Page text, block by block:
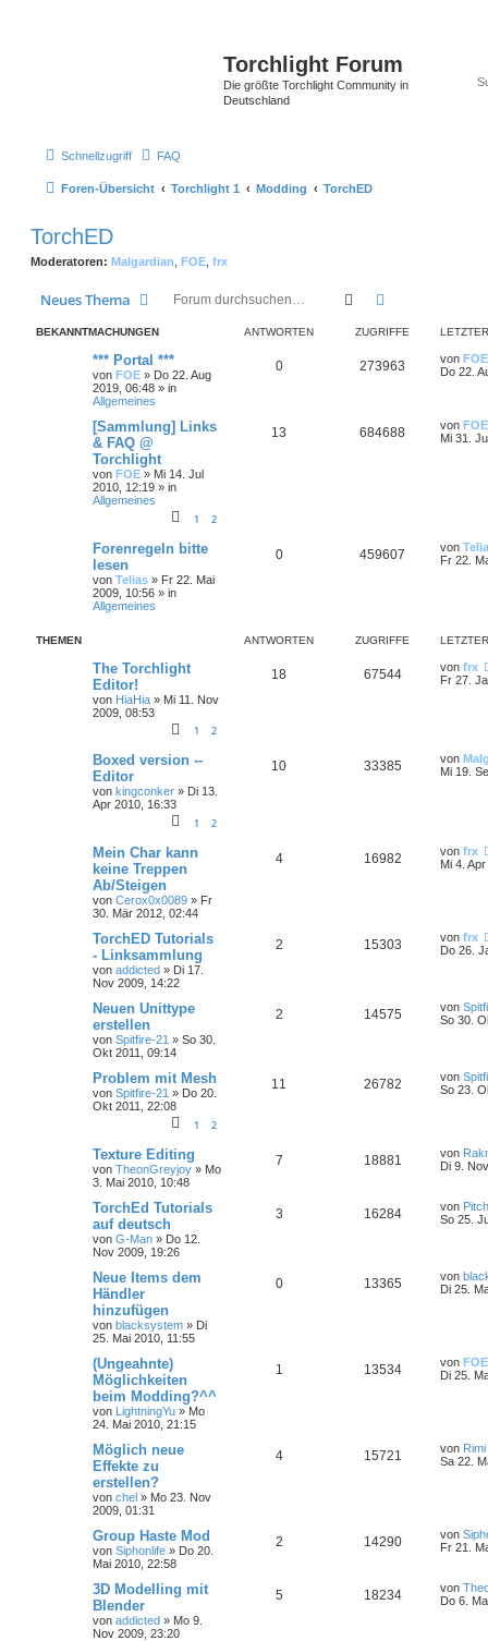
Torchlight Forum
Die größte Torchlight Community in
Deutschland
Schnellzugriff FAQ
Foren-Übersicht Torchlight 1 Modding TorchED
TorchED
Moderatoren: Malgardian FOE frx
Neues Thema Suche
BEKANNTMACHUNGEN ANTWORTEN ZUGRIFFE
*** Portal ***
von FOE » Do 22. Aug
2019, 06:48 » in
Allgemeines
0 273963 von FOE
Do 22.
[Sammlung] Links
& FAQ @
Torchlight
von FOE » Mi 14. Jul
2010, 12:19 » in
Allgemeines
1 2
13 684688 von FOE
Mi 31.
Forenregeln bitte
lesen
von Telias » Fr 22. Mai
2009, 10:56 » in
Allgemeines
0 459607 von
Fr 22.
THEMEN ANTWORTEN ZUGRIFFE
The Torchlight
Editor!
von HiaHia » Mi 11. Nov
2009, 08:53
1 2
18 67544 von frx
Fr 27.
Boxed version --
Editor
von kingconker » Di 13.
Apr 2010, 16:33
1 2
10 33385 von
Mi 19.
Mein Char kann
keine Treppen
Ab/Steigen
von Cerox0x0089 » Fr
30. Mär 2012, 02:44
4 16982 von frx
Mi 4.
TorchED Tutorials
- Linksammlung
von addicted » Di 17.
Nov 2009, 14:22
2 15303 von frx
Do 26.
Neuen Unittype
erstellen
von Spitfire-21 » So 30.
Okt 2011, 09:14
2 14575 von
So 30.
Problem mit Mesh
von Spitfire-21 » Do 20.
Okt 2011, 22:08
1 2
11 26782 von
So 23.
Texture Editing
von TheonGreyjoy » Mo
3. Mai 2010, 10:48
7 18881 von
Di 9.
TorchEd Tutorials
auf deutsch
von G-Man » Do 12.
Nov 2009, 19:26
3 16284 von Pitch
So 25.
Neue Items dem
Händler
hinzufügen
von blacksystem » Di
25. Mai 2010, 11:55
0 13365 von
Di 25.
(Ungeahnte)
Möglichkeiten
beim Modding?^^
von LightningYu » Mo
24. Mai 2010, 21:15
1 13534 von FOE
Di 25.
Möglich neue
Effekte zu
erstellen?
von chel » Mo 23. Nov
2009, 01:31
4 15721 von Rimi
Sa 22.
Group Haste Mod
von Siphonlife » Do 20.
Mai 2010, 22:58
2 14290 von
Fr 21.
3D Modelling mit
Blender
von addicted » Mo 9.
Nov 2009, 23:20
5 18234 von
Do 6.